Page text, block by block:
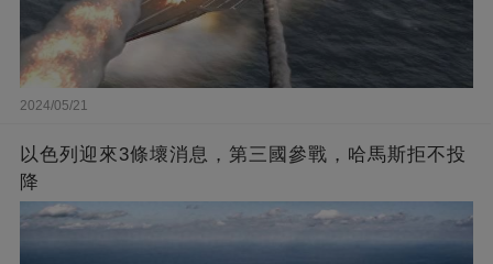
2024/05/21
以色列迎來3條壞消息，第三國參戰，哈馬斯拒不投
降